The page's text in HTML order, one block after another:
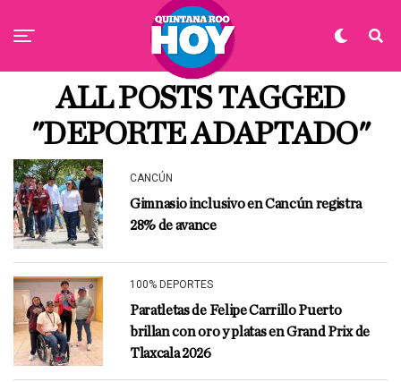
ALL POSTS TAGGED
"DEPORTE ADAPTADO"
CANCÚN
Gimnasio inclusivo en Cancún registra
28% de avance
100% DEPORTES
Paratletas de Felipe Carrillo Puerto
brillan con oro y platas en Grand Prix de
Tlaxcala 2026